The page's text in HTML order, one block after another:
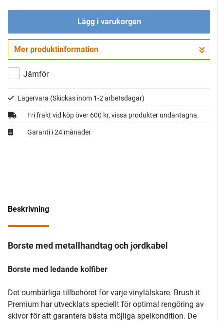
Lägg i varukorgen
Gå till kassan
Mer produktinformation
Jämför
Lagervara (Skickas inom 1-2 arbetsdagar)
Fri frakt vid köp över 600 kr, vissa produkter undantagna.
Garanti i 24 månader
Beskrivning
Borste med metallhandtag och jordkabel
Borste med ledande kolfiber
Det oumbärliga tillbehöret för varje vinylälskare. Brush it
Premium har utvecklats speciellt för optimal rengöring av
skivor för att garantera bästa möjliga spelkondition. De